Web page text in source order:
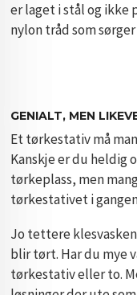
er laget i stål og ikke
nylon tråd som
GENIALT, MEN
Et tørkestativ må
Kanskje er du heldig
tørkeplass, men
tørkestativet i
Jo tettere
blir tørt. Har du mye
tørkestativ eller to.